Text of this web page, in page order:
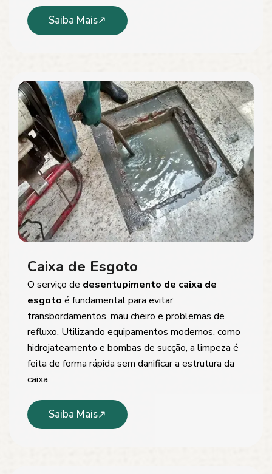
Saiba Mais
Caixa de Esgoto
O serviço de desentupimento de caixa de
esgoto é fundamental para evitar
transbordamentos, mau cheiro e problemas de
refluxo. Utilizando equipamentos modernos, como
hidrojateamento e bombas de sucção, a limpeza é
feita de forma rápida sem danificar a estrutura da
caixa.
Saiba Mais